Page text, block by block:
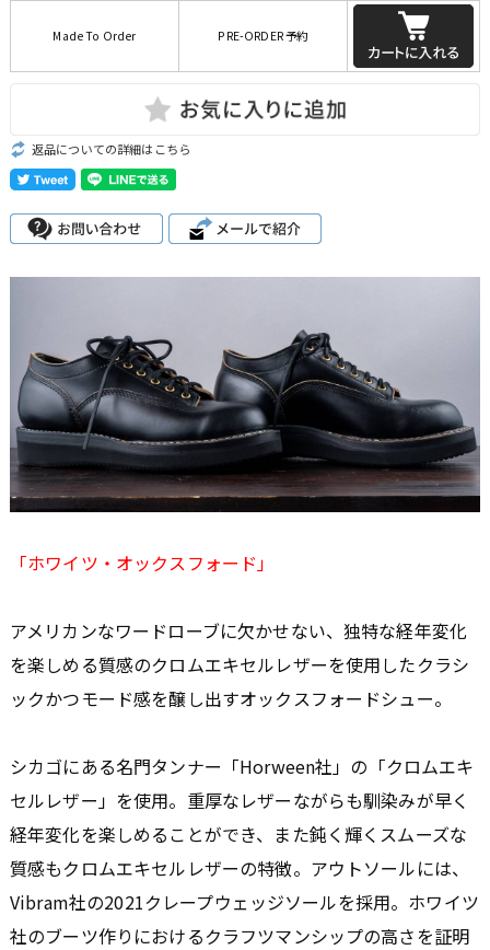
Made To Order PRE-ORDER 予約
返品についての詳細はこちら
「ホワイツ・オックスフォード」
アメリカンなワードローブに欠かせない、独特な経年変化
を楽しめる質感のクロムエキセルレザーを使用したクラシ
ックかつモード感を醸し出すオックスフォードシュー。
シカゴにある名門タンナー「Horween社」の「クロムエキ
セルレザー」を使用。重厚なレザーながらも馴染みが早く
経年変化を楽しめることができ、また鈍く輝くスムーズな
質感もクロムエキセルレザーの特徴。アウトソールには、
Vibram社の2021クレープウェッジソールを採用。ホワイツ
社のブーツ作りにおけるクラフツマンシップの高さを証明